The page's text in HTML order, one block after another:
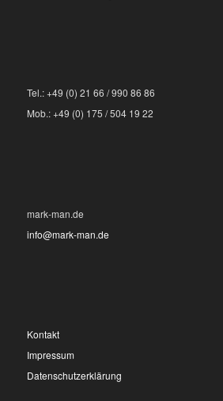
Tel.: +49 (0) 21 66 / 990 86 86
Mob.: +49 (0) 175 / 504 19 22
mark-man.de
info@mark-man.de
Kontakt
Impressum
Datenschutzerklärung